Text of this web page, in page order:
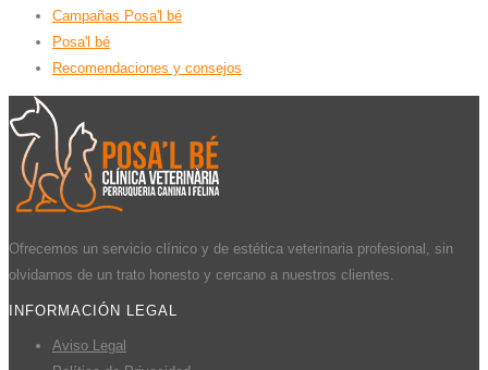
Campañas Posa'l bé
Posa'l bé
Recomendaciones y consejos
Ofrecemos un servicio clínico y de estética veterinaria profesional, sin
olvidarnos de un trato honesto y cercano a nuestros clientes.
INFORMACIÓN LEGAL
Aviso Legal